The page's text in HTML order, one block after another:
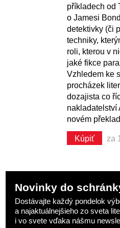
příkladech od
o Jamesi
detektivky (či
techniky,
roli, kterou v
jaké fikce
Vzhledem ke
procházek
dozajista co
nakladatelství
novém
Kúpiť za
Novinky do
Dostávajte každý pondelok
a najaktuálnejšieho zo sveta
i vo svete vďaka nášmu